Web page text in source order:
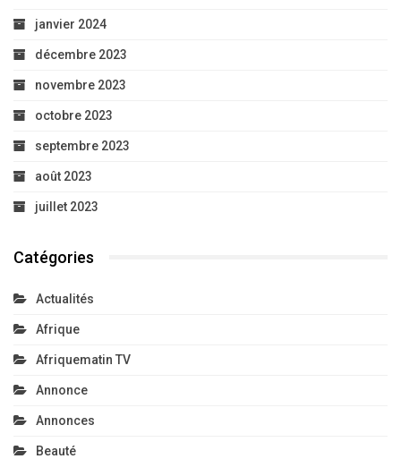
janvier 2024
décembre 2023
novembre 2023
octobre 2023
septembre 2023
août 2023
juillet 2023
Catégories
Actualités
Afrique
Afriquematin TV
Annonce
Annonces
Beauté